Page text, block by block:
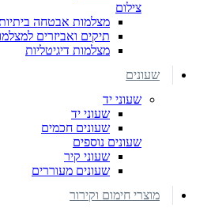
צילום
מצלמות אבטחה
תיקים ואביזרים
מצלמות דיגיטליות
שעונים
שעוני יד
שעוני יד
שעונים חכמים
שעונים נוספים
שעוני קיר
שעונים מעוררים
מוצרי חימום וקירור